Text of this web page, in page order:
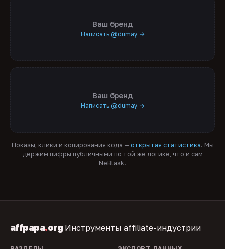
Ваш бренд
Написать @dumay →
Ваш бренд
Написать @dumay →
Показы, клики и копирования кода — открытая статистика. Мы
держим цифры публичными по той же логике, что и сам
NeBlask.
affpapa.org Инструменты affiliate-индустрии